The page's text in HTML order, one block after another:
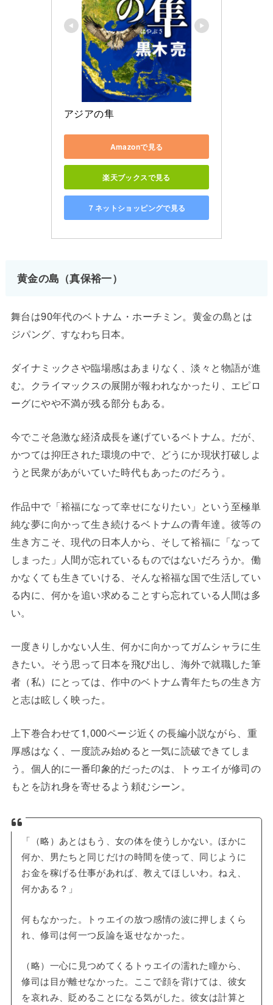
アジアの隼
Amazonで見る
楽天ブックスで見る
７ネットショッピングで見る
黄金の島（真保裕一）
舞台は90年代のベトナム・ホーチミン。黄金の島とは
ジパング、すなわち日本。
ダイナミックさや臨場感はあまりなく、淡々と物語が進
む。クライマックスの展開が報われなかったり、エピロ
ーグにやや不満が残る部分もある。
今でこそ急激な経済成長を遂げているベトナム。だが、
かつては抑圧された環境の中で、どうにか現状打破しよ
うと民衆があがいていた時代もあったのだろう。
作品中で「裕福になって幸せになりたい」という至極単
純な夢に向かって生き続けるベトナムの青年達。彼等の
生き方こそ、現代の日本人から、そして裕福に「なって
しまった」人間が忘れているものではないだろうか。働
かなくても生きていける、そんな裕福な国で生活してい
る内に、何かを追い求めることすら忘れている人間は多
い。
一度きりしかない人生、何かに向かってガムシャラに生
きたい。そう思って日本を飛び出し、海外で就職した筆
者（私）にとっては、作中のベトナム青年たちの生き方
と志は眩しく映った。
上下巻合わせて1,000ページ近くの長編小説ながら、重
厚感はなく、一度読み始めると一気に読破できてしま
う。個人的に一番印象的だったのは、トゥエイが修司の
もとを訪れ身を寄せるよう頼むシーン。
「（略）あとはもう、女の体を使うしかない。ほかに
何か、男たちと同じだけの時間を使って、同じように
お金を稼げる仕事があれば、教えてほしいわ。ねえ、
何かある？」
何もなかった。トゥエイの放つ感情の波に押しまくら
れ、修司は何一つ反論を返せなかった。
（略）一心に見つめてくるトゥエイの濡れた瞳から、
修司は目が離せなかった。ここで顔を背けては、彼女
を哀れみ、貶めることになる気がした。彼女は計算と